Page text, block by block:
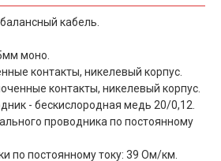
кабель.
моно.
контакты, никелевый корпус.
контакты, никелевый корпус.
- бескислородная медь 20/0,12.
проводника по постоянному
по постоянному току: 39 Ом/км.